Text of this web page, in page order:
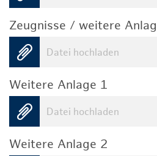
Zeugnisse / weitere
Datei hochladen
Weitere Anlage 1
Datei hochladen
Weitere Anlage 2